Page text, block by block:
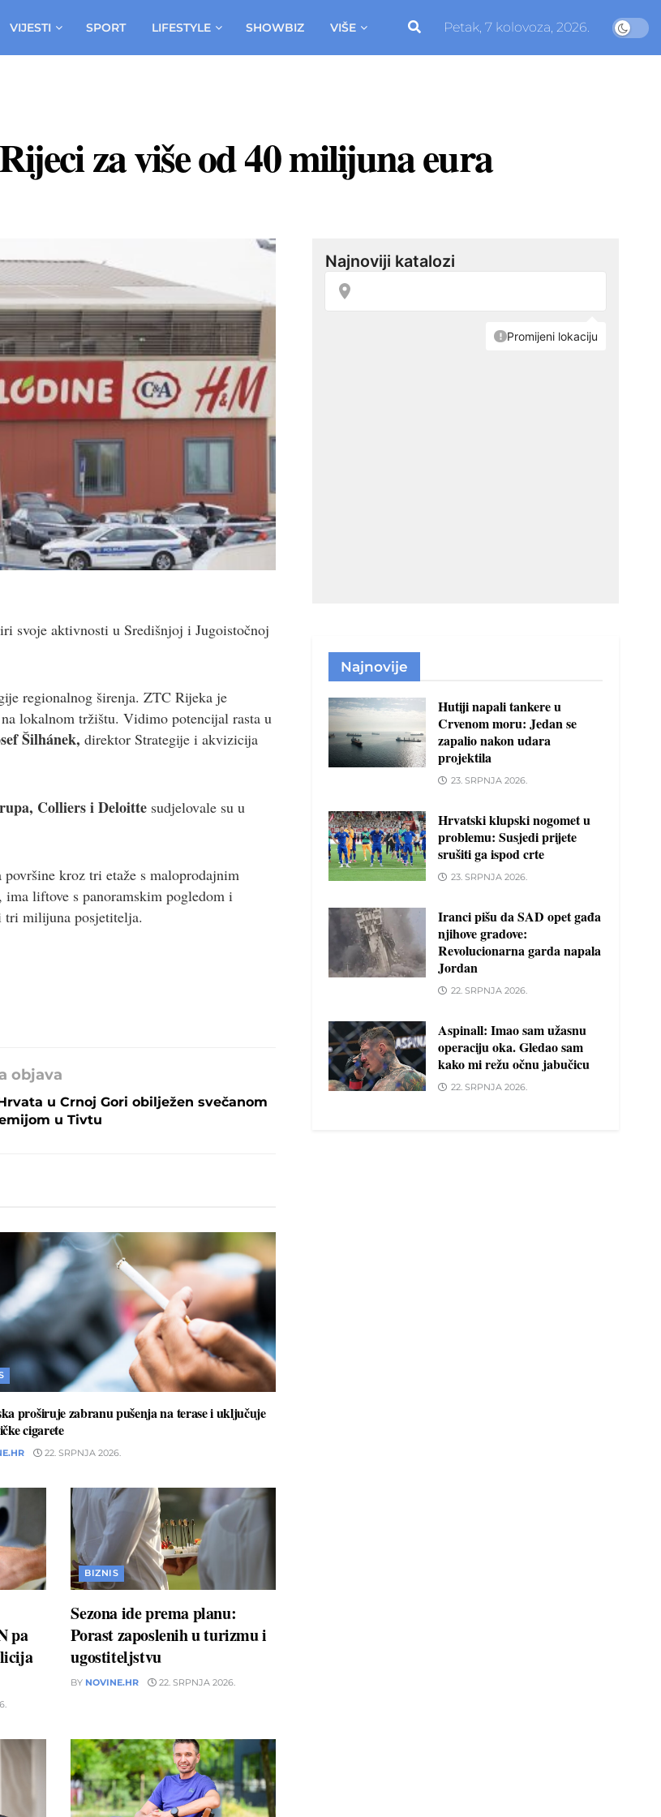
VIJESTI SPORT LIFESTYLE SHOWBIZ VIŠE Petak, 7 kolovoza, 2026.
za više od 40 milijuna eura
svoje aktivnosti u Središnjoj i Jugoistočnoj
regionalnog širenja. ZTC Rijeka je
lokalnom tržištu. Vidimo potencijal rasta u
Šilhánek, direktor Strategije i akvizicija
Colliers i Deloitte sudjelovale su u
kroz tri etaže s maloprodajnim
liftove s panoramskim pogledom i
tri milijuna posjetitelja.
objava
u Crnoj Gori obilježen svečanom
u Tivtu
proširuje zabranu pušenja na terase i uključuje
cigarete
22. SRPNJA 2026.
pa
BIZNIS
Sezona ide prema planu:
Porast zaposlenih u turizmu i
ugostiteljstvu
BY NOVINE.HR 22. SRPNJA 2026.
Najnovije
Hutiji napali tankere u
Crvenom moru: Jedan se
zapalio nakon udara
projektila
23. SRPNJA 2026.
Hrvatski klupski nogomet u
problemu: Susjedi prijete
srušiti ga ispod crte
23. SRPNJA 2026.
Iranci pišu da SAD opet gađa
njihove gradove:
Revolucionarna garda napala
Jordan
22. SRPNJA 2026.
Aspinall: Imao sam užasnu
operaciju oka. Gledao sam
kako mi režu očnu jabučicu
22. SRPNJA 2026.